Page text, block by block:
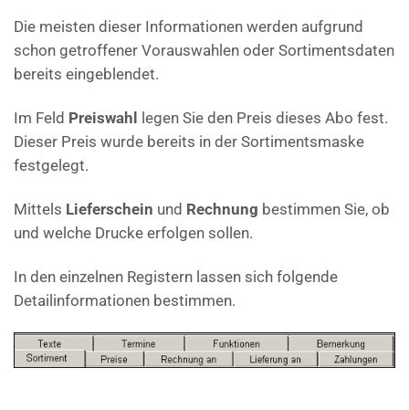
Die meisten dieser Informationen werden aufgrund
schon getroffener Vorauswahlen oder Sortimentsdaten
bereits eingeblendet.
Im Feld Preiswahl
legen Sie den Preis dieses Abo fest.
Dieser Preis wurde bereits in der Sortimentsmaske
festgelegt.
Mittels Lieferschein und Rechnung bestimmen Sie, ob
und welche Drucke erfolgen sollen.
In den einzelnen Registern lassen sich folgende
Detailinformationen bestimmen.